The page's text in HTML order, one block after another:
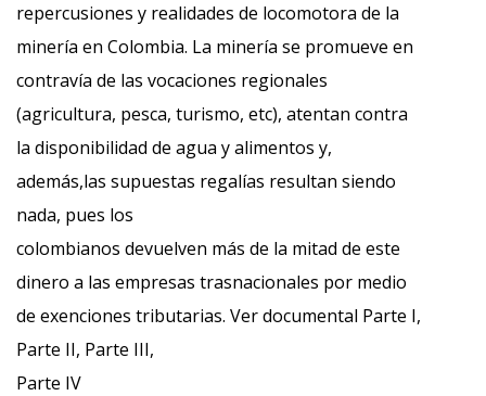
repercusiones y realidades de locomotora de la
minería en Colombia. La minería se promueve en
contravía de las vocaciones regionales
(agricultura, pesca, turismo, etc), atentan contra
la disponibilidad de agua y alimentos y,
además,las supuestas regalías resultan siendo
nada, pues los
colombianos devuelven más de la mitad de este
dinero a las empresas trasnacionales por medio
de exenciones tributarias. Ver documental Parte I,
Parte II, Parte III,
Parte IV